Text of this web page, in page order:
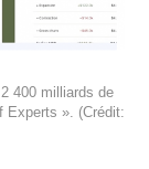
400 milliards de
Experts ». (Crédit: